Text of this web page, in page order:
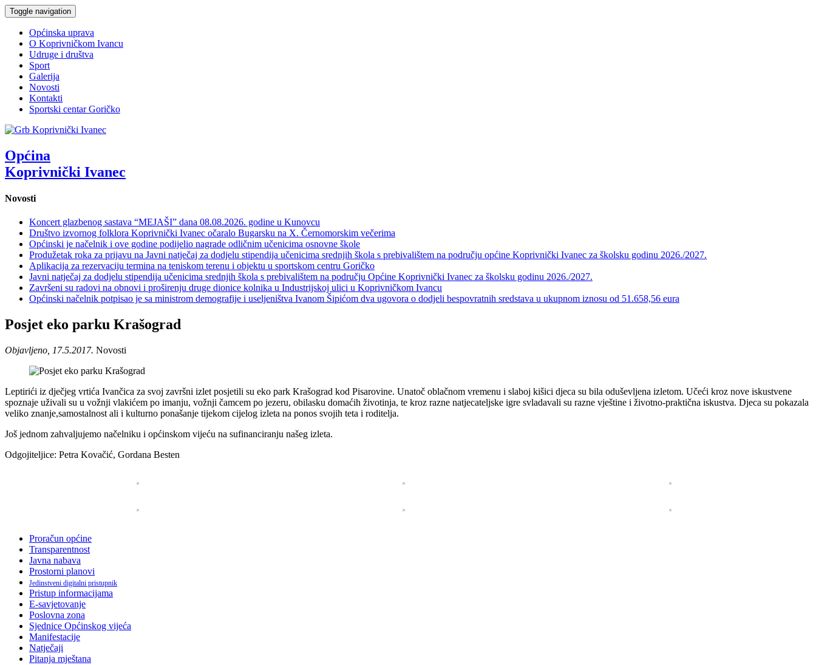
Toggle navigation
Općinska uprava
O Koprivničkom Ivancu
Udruge i društva
Sport
Galerija
Novosti
Kontakti
Sportski centar Goričko
Općina
Koprivnički Ivanec
Novosti
Koncert glazbenog sastava “MEJAŠI” dana 08.08.2026. godine u Kunovcu
Društvo izvornog folklora Koprivnički Ivanec očaralo Bugarsku na X. Černomorskim večerima
Općinski je načelnik i ove godine podijelio nagrade odličnim učenicima osnovne škole
Produžetak roka za prijavu na Javni natječaj za dodjelu stipendija učenicima srednjih škola s prebivalištem na području općine Koprivnički Ivanec za školsku godinu 2026./2027.
Aplikacija za rezervaciju termina na teniskom terenu i objektu u sportskom centru Goričko
Javni natječaj za dodjelu stipendija učenicima srednjih škola s prebivalištem na području Općine Koprivnički Ivanec za školsku godinu 2026./2027.
Završeni su radovi na obnovi i proširenju druge dionice kolnika u Industrijskoj ulici u Koprivničkom Ivancu
Općinski načelnik potpisao je sa ministrom demografije i useljeništva Ivanom Šipićom dva ugovora o dodjeli bespovratnih sredstava u ukupnom iznosu od 51.658,56 eura
Posjet eko parku Krašograd
Objavljeno, 17.5.2017. Novosti
Leptirići iz dječjeg vrtića Ivančica za svoj završni izlet posjetili su eko park Krašograd kod Pisarovine. Unatoč oblačnom vremenu i slaboj kišici djeca su bila oduševljena izletom. Učeći kroz nove iskustvene
spoznaje uživali su u vožnji vlakićem po imanju, vožnji čamcem po jezeru, obilasku domaćih životinja, te kroz razne natjecateljske igre svladavali su razne vještine i životno-praktična iskustva. Djeca su pokazala
veliko znanje,samostalnost ali i kulturno ponašanje tijekom cijelog izleta na ponos svojih teta i roditelja.
Još jednom zahvaljujemo načelniku i općinskom vijeću na sufinanciranju našeg izleta.
Odgojiteljice: Petra Kovačić, Gordana Besten
Proračun općine
Transparentnost
Javna nabava
Prostorni planovi
Jedinstveni digitalni pristupnik
Pristup informacijama
E-savjetovanje
Poslovna zona
Sjednice Općinskog vijeća
Manifestacije
Natječaji
Pitanja mještana